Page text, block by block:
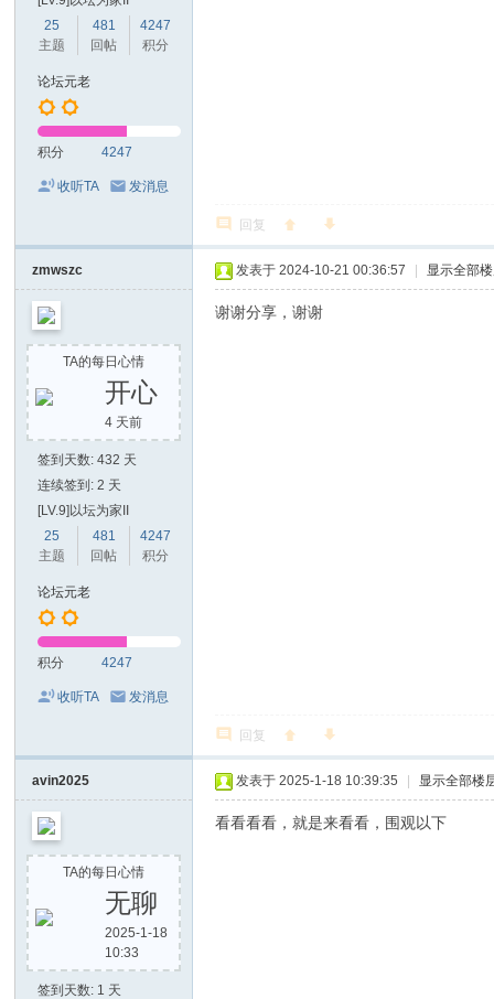
25
主题
481
回帖
4247
积分
论坛元老
积分 4247
收听TA 发消息
回复
zmwszc
TA的每日心情
开心
4 天前
签到天数: 432 天
连续签到: 2 天
[LV.9]以坛为家II
25
主题
481
回帖
4247
积分
论坛元老
积分 4247
收听TA 发消息
发表于 2024-10-21 00:36:57 显示全部
谢谢分享，谢谢
回复
avin2025
TA的每日心情
无聊
2025-1-18
10:33
签到天数: 1 天
发表于 2025-1-18 10:39:35 显示全部楼
看看看看，就是来看看，围观以下